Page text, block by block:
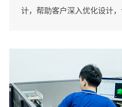
计，帮助客户深入优化设计，